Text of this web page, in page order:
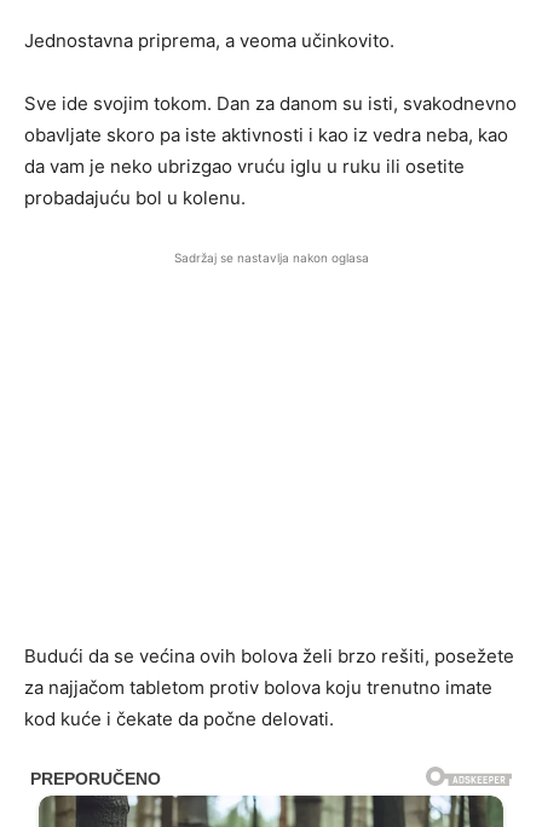
Jednostavna priprema, a veoma učinkovito.
Sve ide svojim tokom. Dan za danom su isti, svakodnevno
obavljate skoro pa iste aktivnosti i kao iz vedra neba, kao
da vam je neko ubrizgao vruću iglu u ruku ili osetite
probadajuću bol u kolenu.
Sadržaj se nastavlja nakon oglasa
Budući da se većina ovih bolova želi brzo rešiti, posežete
za najjačom tabletom protiv bolova koju trenutno imate
kod kuće i čekate da počne delovati.